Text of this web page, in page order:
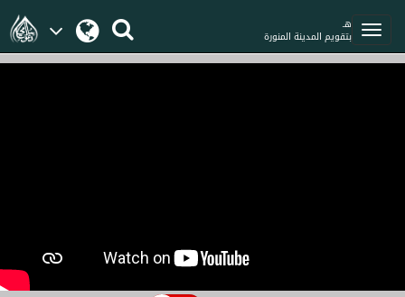
هـ
بتقويم المدينة المنورة